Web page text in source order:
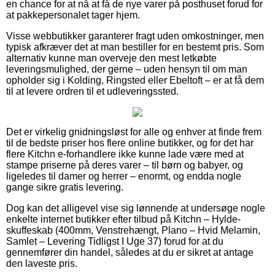
en chance for at nå at få de nye varer på posthuset forud for
at pakkepersonalet tager hjem.
Visse webbutikker garanterer fragt uden omkostninger, men
typisk afkræver det at man bestiller for en bestemt pris. Som
alternativ kunne man overveje den mest letkøbte
leveringsmulighed, der gerne – uden hensyn til om man
opholder sig i Kolding, Ringsted eller Ebeltoft – er at få dem
til at levere ordren til et udleveringssted.
Det er virkelig gnidningsløst for alle og enhver at finde frem
til de bedste priser hos flere online butikker, og for det har
flere Kitchn e-forhandlere ikke kunne lade være med at
stampe priserne på deres varer – til børn og babyer, og
ligeledes til damer og herrer – enormt, og endda nogle
gange sikre gratis levering.
Dog kan det alligevel vise sig lønnende at undersøge nogle
enkelte internet butikker efter tilbud på Kitchn – Hylde-
skuffeskab (400mm, Venstrehængt, Plano – Hvid Melamin,
Samlet – Levering Tidligst I Uge 37) forud for at du
gennemfører din handel, således at du er sikret at antage
den laveste pris.